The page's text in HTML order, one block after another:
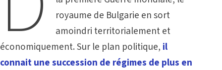
royaume de Bulgarie en sort
amoindri territorialement et
économiquement. Sur le plan politique, il
connait une succession de régimes de plus en